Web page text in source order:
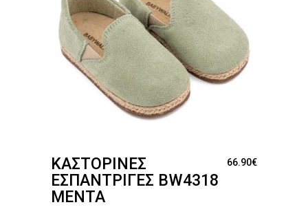
ΚΑΣΤΌΡΙΝΕΣ
ΕΣΠΑΝΤΡΊΓΕΣ BW4318
ΜΈΝΤΑ
66.90€